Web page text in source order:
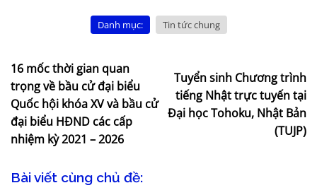
Danh mục: Tin tức chung
16 mốc thời gian quan
trọng về bầu cử đại biểu
Quốc hội khóa XV và bầu cử
đại biểu HĐND các cấp
nhiệm kỳ 2021 – 2026
Tuyển sinh Chương trình
tiếng Nhật trực tuyến tại
Đại học Tohoku, Nhật Bản
(TUJP)
Bài viết cùng chủ đề: